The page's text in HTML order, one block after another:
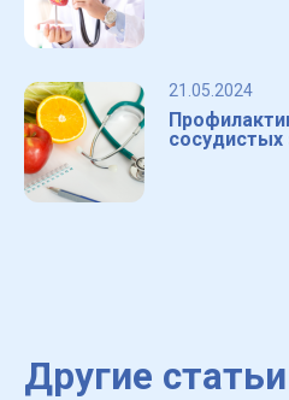
21.05.2024
сосудистых
Другие статьи